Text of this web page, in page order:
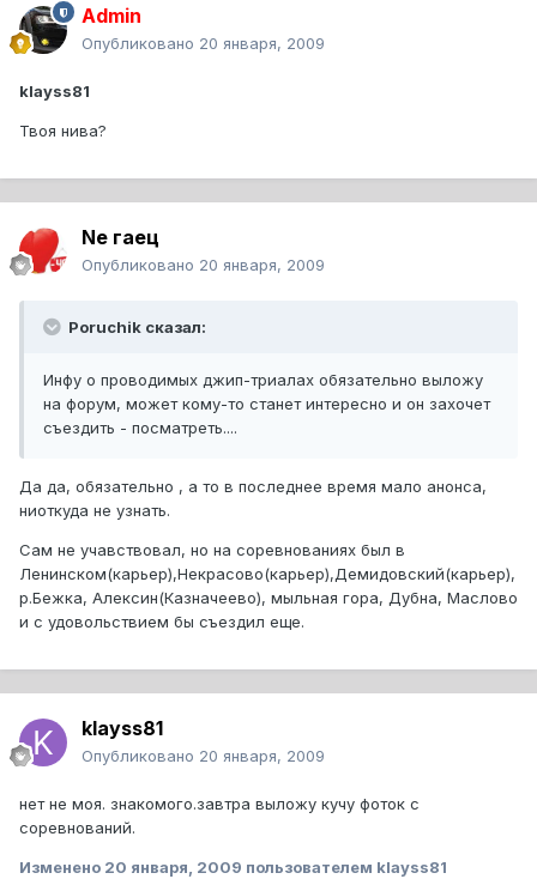
Admin
Опубликовано 20 января, 2009
klayss81
Твоя нива?
Ne гаец
Опубликовано 20 января, 2009
Poruchik сказал:
Инфу о проводимых джип-триалах обязательно выложу
на форум, может кому-то станет интересно и он захочет
съездить - посматреть....
Да да, обязательно , а то в последнее время мало анонса,
ниоткуда не узнать.
Сам не учавствовал, но на соревнованиях был в
Ленинском(карьер),Некрасово(карьер),Демидовский(карьер),
р.Бежка, Алексин(Казначеево), мыльная гора, Дубна, Маслово
и с удовольствием бы съездил еще.
klayss81
Опубликовано 20 января, 2009
нет не моя. знакомого.завтра выложу кучу фоток с
соревнований.
Изменено 20 января, 2009 пользователем klayss81